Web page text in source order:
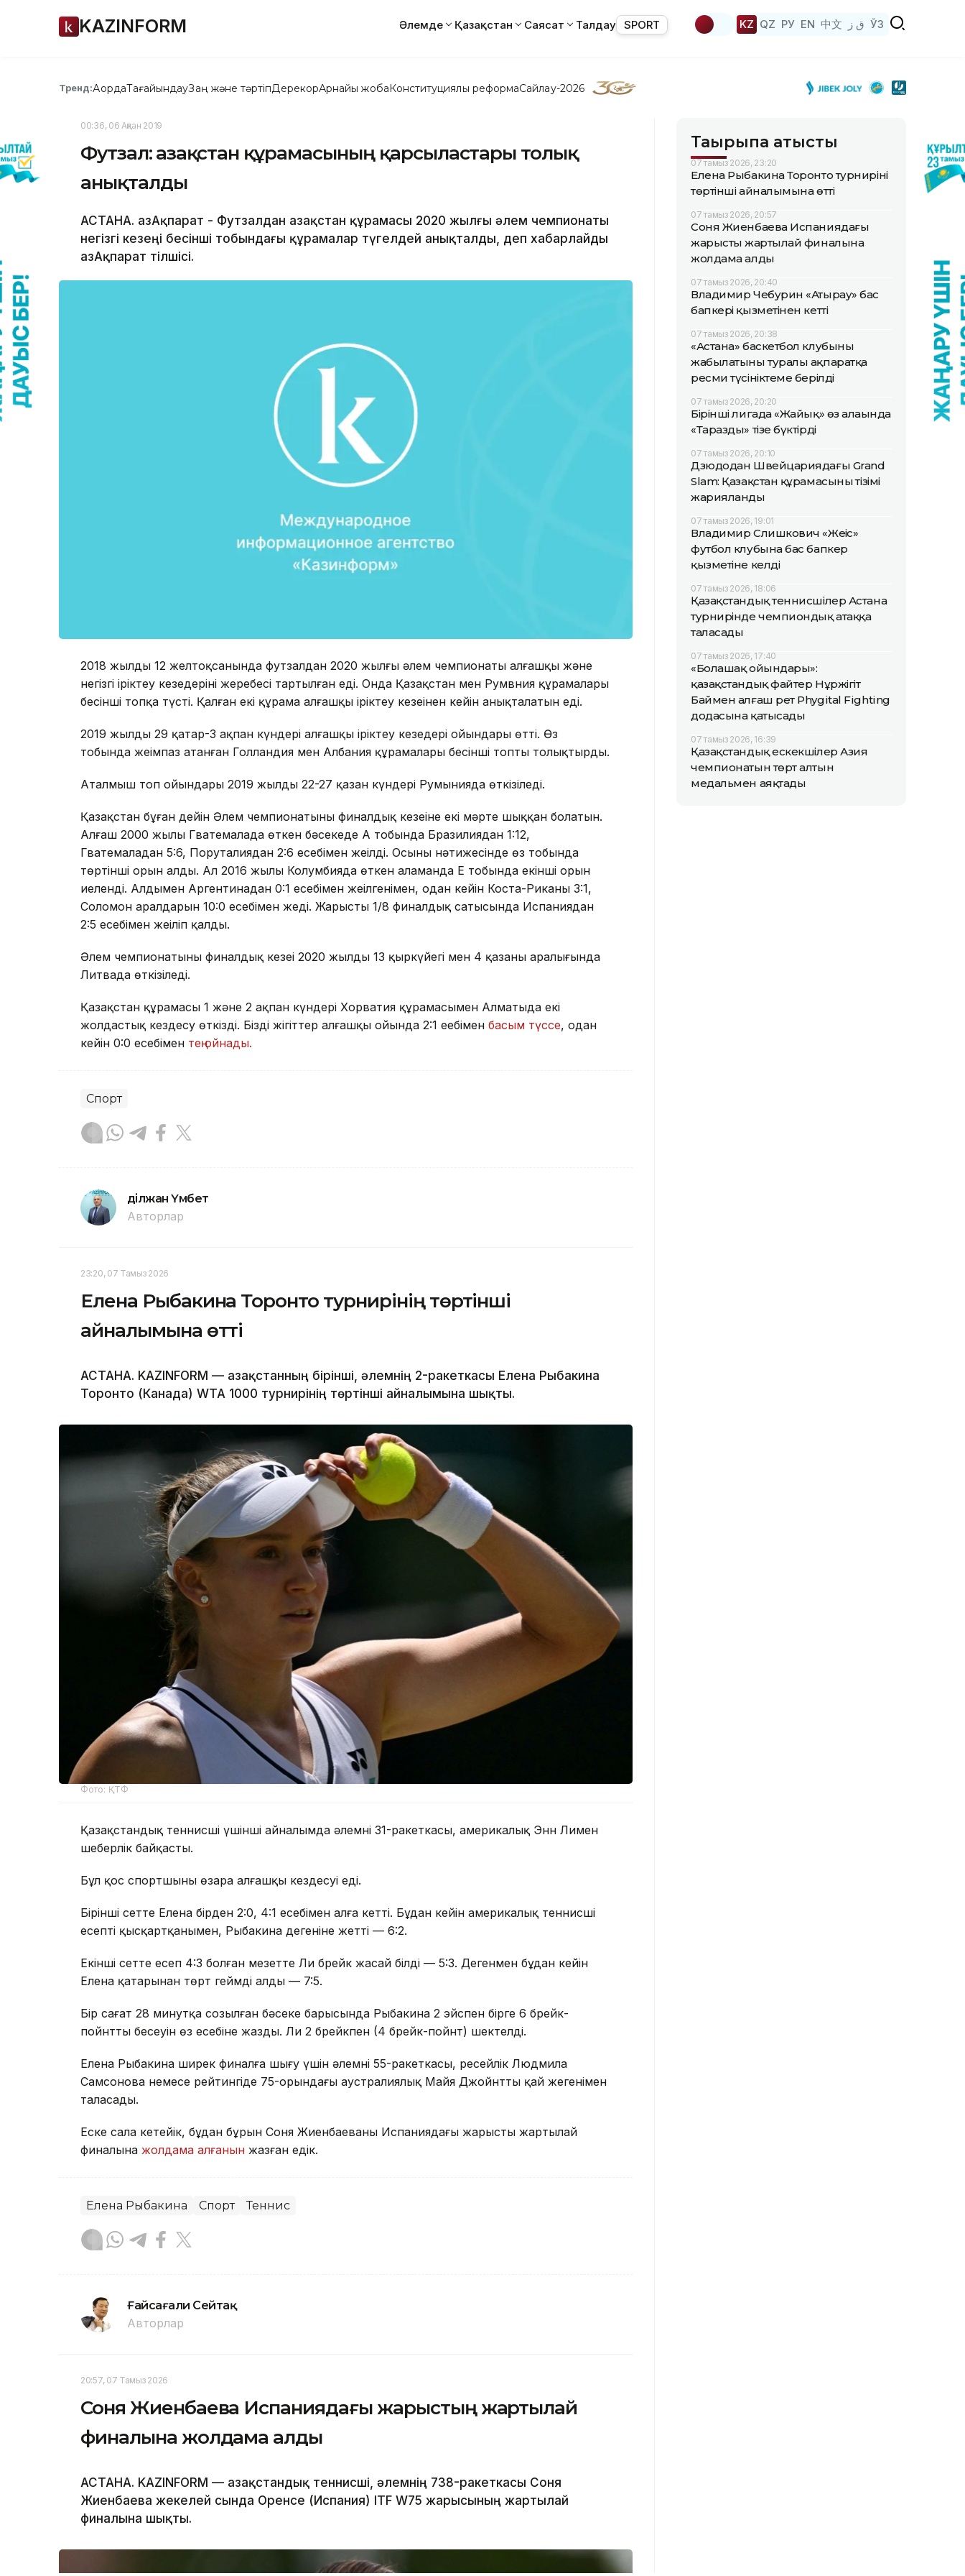
KAZINFORM Әлемде Қазақстан Саясат Талдау SPORT KZ QZ РУ EN 中文 ق ز ЎЗ
Тренд:АқордаТағайындауЗаң және тәртіпДерекқорАрнайы жобаКонституциялық реформаСайлау-2026
00:36, 06 Ақпан 2019
Футзал: Қазақстан құрамасының қарсыластары толық
анықталды
АСТАНА. ҚазАқпарат - Футзалдан Қазақстан құрамасы 2020 жылғы әлем чемпионаты
негізгі кезеңі бесінші тобындағы құрамалар түгелдей анықталды, деп хабарлайды
ҚазАқпарат тілшісі.
2018 жылдың 12 желтоқсанында футзалдан 2020 жылғы әлем чемпионаты алғашқы және
негізгі іріктеу кезеңдерінің жеребесі тартылған еді. Онда Қазақстан мен Румвния құрамалары
бесінші топқа түсті. Қалған екі құрама алғашқы іріктеу кезеңінен кейін анықталатын еді.
2019 жылдың 29 қаңтар-3 ақпан күндері алғашқы іріктеу кезеңдері ойындары өтті. Өз
тобында жеңімпаз атанған Голландия мен Албания құрамалары бесінші топты толықтырды.
Аталмыш топ ойындары 2019 жылдың 22-27 қазан күндері Румынияда өткізіледі.
Қазақстан бұған дейін Әлем чемпионатының финалдық кезеңіне екі мәрте шыққан болатын.
Алғаш 2000 жылы Гватемалада өткен бәсекеде А тобында Бразилиядан 1:12,
Гватемаладан 5:6, Поруталиядан 2:6 есебімен жеңілді. Осының нәтижесінде өз тобында
төртінші орын алды. Ал 2016 жылы Колумбияда өткен аламанда Е тобында екінші орын
иеленді. Алдымен Аргентинадан 0:1 есебімен жеңілгенімен, одан кейін Коста-Риканы 3:1,
Соломон аралдарын 10:0 есебімен жеңді. Жарыстың 1/8 финалдық сатысында Испаниядан
2:5 есебімен жеңіліп қалды.
Әлем чемпионатының финалдық кезеңі 2020 жылдың 13 қыркүйегі мен 4 қазаны аралығында
Литвада өткізіледі.
Қазақстан құрамасы 1 және 2 ақпан күндері Хорватия құрамасымен Алматыда екі
жолдастық кездесу өткізді. Біздің жігіттер алғашқы ойында 2:1 еебімен басым түссе, одан
кейін 0:0 есебімен тең ойнады.
Спорт
Әділжан Үмбет
Авторлар
23:20, 07 Тамыз 2026
Елена Рыбакина Торонто турнирінің төртінші
айналымына өтті
АСТАНА. KAZINFORM — Қазақстанның бірінші, әлемнің 2-ракеткасы Елена Рыбакина
Торонто (Канада) WTA 1000 турнирінің төртінші айналымына шықты.
Фото: ҚТФ
Қазақстандық теннисші үшінші айналымда әлемнің 31-ракеткасы, америкалық Энн Лимен
шеберлік байқасты.
Бұл қос спортшының өзара алғашқы кездесуі еді.
Бірінші сетте Елена бірден 2:0, 4:1 есебімен алға кетті. Бұдан кейін америкалық теннисші
есепті қысқартқанымен, Рыбакина дегеніне жетті — 6:2.
Екінші сетте есеп 4:3 болған мезетте Ли брейк жасай білді — 5:3. Дегенмен бұдан кейін
Елена қатарынан төрт геймді алды — 7:5.
Бір сағат 28 минутқа созылған бәсеке барысында Рыбакина 2 эйспен бірге 6 брейк-
пойнттың бесеуін өз есебіне жазды. Ли 2 брейкпен (4 брейк-пойнт) шектелді.
Елена Рыбакина ширек финалға шығу үшін әлемнің 55-ракеткасы, ресейлік Людмила
Самсонова немесе рейтингіде 75-орындағы аустралиялық Майя Джойнттың қай жеңгенімен
таласады.
Еске сала кетейік, бұдан бұрын Соня Жиенбаеваның Испаниядағы жарыстың жартылай
финалына жолдама алғанын жазған едік.
Елена Рыбакина Спорт Теннис
Ғайсағали Сейтақ
Авторлар
20:57, 07 Тамыз 2026
Соня Жиенбаева Испаниядағы жарыстың жартылай
финалына жолдама алды
АСТАНА. KAZINFORM — Қазақстандық теннисші, әлемнің 738-ракеткасы Соня
Жиенбаева жекелей сында Оренсе (Испания) ITF W75 жарысының жартылай
финалына шықты.
Тақырыпқа қатысты
07 тамыз 2026, 23:20
Елена Рыбакина Торонто турнирінің
төртінші айналымына өтті
07 тамыз 2026, 20:57
Соня Жиенбаева Испаниядағы
жарыстың жартылай финалына
жолдама алды
07 тамыз 2026, 20:40
Владимир Чебурин «Атырау» бас
бапкері қызметінен кетті
07 тамыз 2026, 20:38
«Астана» баскетбол клубының
жабылатыны туралы ақпаратқа
ресми түсініктеме берілді
07 тамыз 2026, 20:20
Бірінші лигада «Жайық» өз алаңында
«Таразды» тізе бүктірді
07 тамыз 2026, 20:10
Дзюдодан Швейцариядағы Grand
Slam: Қазақстан құрамасының тізімі
жарияланды
07 тамыз 2026, 19:01
Владимир Слишкович «Жеңіс»
футбол клубына бас бапкер
қызметіне келді
07 тамыз 2026, 18:06
Қазақстандық теннисшілер Астана
турнирінде чемпиондық атаққа
таласады
07 тамыз 2026, 17:40
«Болашақ ойындары»:
қазақстандық файтер Нұржігіт
Баймен алғаш рет Phygital Fighting
додасына қатысады
07 тамыз 2026, 16:39
Қазақстандық ескекшілер Азия
чемпионатын төрт алтын
медальмен аяқтады